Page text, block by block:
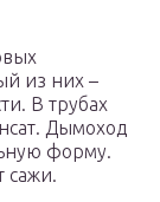
из них –
В трубах
Дымоход
форму.
сажи.